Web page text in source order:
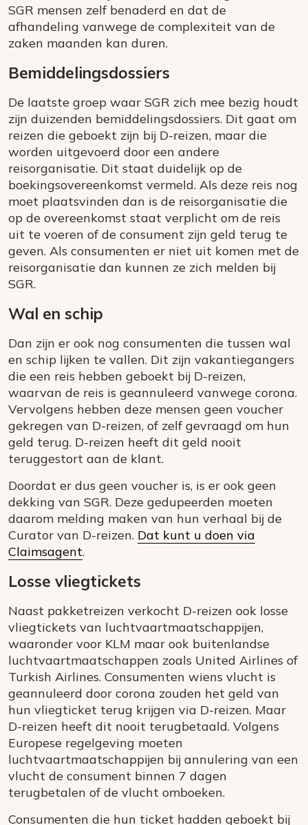
SGR mensen zelf benaderd en dat de
afhandeling vanwege de complexiteit van de
zaken maanden kan duren.
Bemiddelingsdossiers
De laatste groep waar SGR zich mee bezig houdt
zijn duizenden bemiddelingsdossiers. Dit gaat om
reizen die geboekt zijn bij D-reizen, maar die
worden uitgevoerd door een andere
reisorganisatie. Dit staat duidelijk op de
boekingsovereenkomst vermeld. Als deze reis nog
moet plaatsvinden dan is de reisorganisatie die
op de overeenkomst staat verplicht om de reis
uit te voeren of de consument zijn geld terug te
geven. Als consumenten er niet uit komen met de
reisorganisatie dan kunnen ze zich melden bij
SGR.
Wal en schip
Dan zijn er ook nog consumenten die tussen wal
en schip lijken te vallen. Dit zijn vakantiegangers
die een reis hebben geboekt bij D-reizen,
waarvan de reis is geannuleerd vanwege corona.
Vervolgens hebben deze mensen geen voucher
gekregen van D-reizen, of zelf gevraagd om hun
geld terug. D-reizen heeft dit geld nooit
teruggestort aan de klant.
Doordat er dus geen voucher is, is er ook geen
dekking van SGR. Deze gedupeerden moeten
daarom melding maken van hun verhaal bij de
Curator van D-reizen. Dat kunt u doen via
Claimsagent.
Losse vliegtickets
Naast pakketreizen verkocht D-reizen ook losse
vliegtickets van luchtvaartmaatschappijen,
waaronder voor KLM maar ook buitenlandse
luchtvaartmaatschappen zoals United Airlines of
Turkish Airlines. Consumenten wiens vlucht is
geannuleerd door corona zouden het geld van
hun vliegticket terug krijgen via D-reizen. Maar
D-reizen heeft dit nooit terugbetaald. Volgens
Europese regelgeving moeten
luchtvaartmaatschappijen bij annulering van een
vlucht de consument binnen 7 dagen
terugbetalen of de vlucht omboeken.
Consumenten die hun ticket hadden geboekt bij